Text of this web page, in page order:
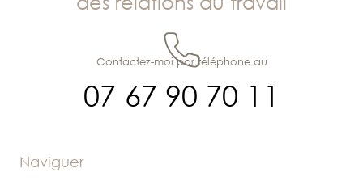
07 67 90 70 11
Contactez-moi par téléphone au
Naviguer